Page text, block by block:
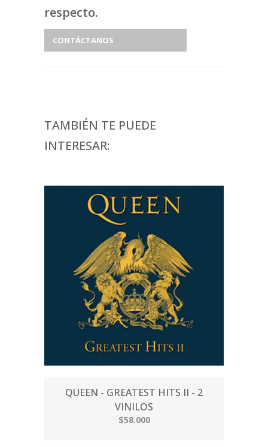
respecto.
CONTÁCTANOS
TAMBIÉN TE PUEDE
INTERESAR:
QUEEN - GREATEST HITS II - 2
VINILOS
$58.000